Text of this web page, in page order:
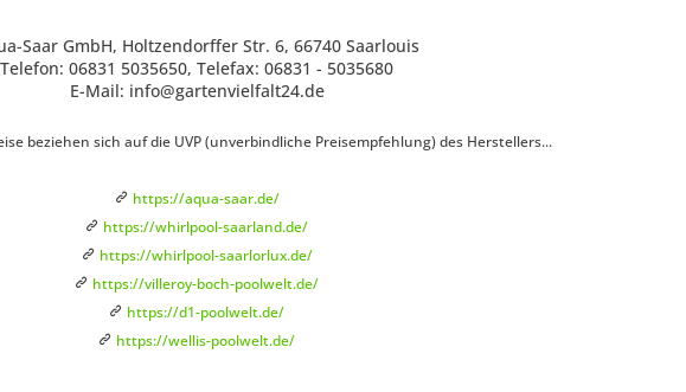
Saar GmbH, Holtzendorffer Str. 6, 66740 Saarlouis
Telefon: 06831 5035650, Telefax: 06831 - 5035680
E-Mail: info@gartenvielfalt24.de
beziehen sich auf die UVP (unverbindliche Preisempfehlung) des Herstellers...
https://aqua-saar.de/
https://whirlpool-saarland.de/
https://whirlpool-saarlorlux.de/
https://villeroy-boch-poolwelt.de/
https://d1-poolwelt.de/
https://wellis-poolwelt.de/